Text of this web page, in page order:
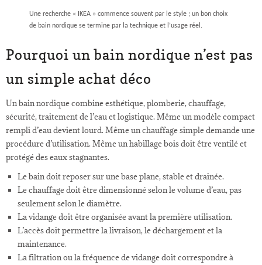
Une recherche « IKEA » commence souvent par le style ; un bon choix
de bain nordique se termine par la technique et l’usage réel.
Pourquoi un bain nordique n’est pas
un simple achat déco
Un bain nordique combine esthétique, plomberie, chauffage,
sécurité, traitement de l’eau et logistique. Même un modèle compact
rempli d’eau devient lourd. Même un chauffage simple demande une
procédure d’utilisation. Même un habillage bois doit être ventilé et
protégé des eaux stagnantes.
Le bain doit reposer sur une base plane, stable et drainée.
Le chauffage doit être dimensionné selon le volume d’eau, pas
seulement selon le diamètre.
La vidange doit être organisée avant la première utilisation.
L’accès doit permettre la livraison, le déchargement et la
maintenance.
La filtration ou la fréquence de vidange doit correspondre à